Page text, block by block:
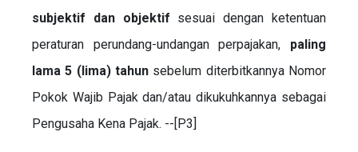
subjektif dan objektif sesuai dengan ketentuan
peraturan perundang-undangan perpajakan, paling
lama 5 (lima) tahun sebelum diterbitkannya Nomor
Pokok Wajib Pajak dan/atau dikukuhkannya sebagai
Pengusaha Kena Pajak. --[P3]